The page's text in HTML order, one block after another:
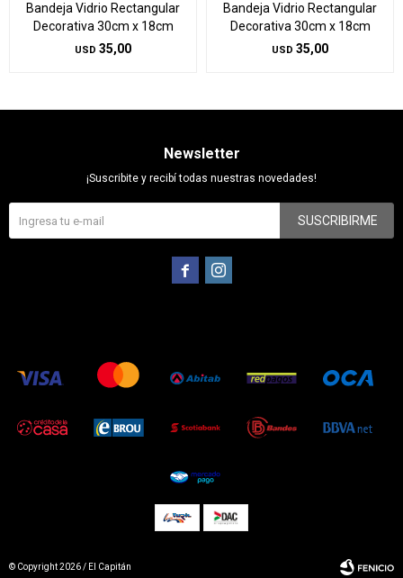
Bandeja Vidrio Rectangular
Decorativa 30cm x 18cm
USD 35,00
Bandeja Vidrio Rectangular
Decorativa 30cm x 18cm
USD 35,00
Newsletter
¡Suscribite y recibí todas nuestras novedades!
SUSCRIBIRME
 
© Copyright 2026 / El Capitán